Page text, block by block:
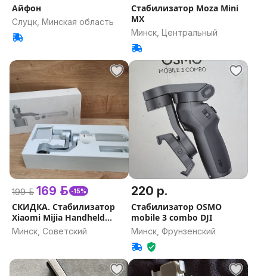
Айфон
Слуцк, Минская область
Стабилизатор Moza Mini
MX
Минск, Центральный
199 р. 169 р. -15%
СКИДКА. Стабилизатор
Xiaomi Mijia Handheld
Gimbal (а.83-010568)
Минск, Советский
220 р.
Стабилизатор OSMO
mobile 3 combo DJI
Минск, Фрунзенский